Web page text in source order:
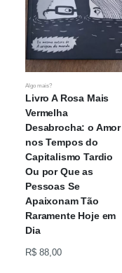
Algo mais?
Livro A Rosa Mais
Vermelha
Desabrocha: o Amor
nos Tempos do
Capitalismo Tardio
Ou por Que as
Pessoas Se
Apaixonam Tão
Raramente Hoje em
Dia
R$ 88,00